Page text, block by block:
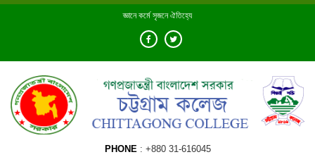
Skip
জ্ঞানে কর্মে সৃজনে ঐতিহ্যে
PHONE +880 31-616045